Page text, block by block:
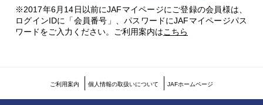
※2017年6月14日以前にJAFマイページにご登録の会員様は、
ログインIDに「会員番号」、パスワードにJAFマイページパス
ワードをご入力ください。 ご利用案内はこちら
ご利用案内 個人情報の取扱いについて JAFホームページ